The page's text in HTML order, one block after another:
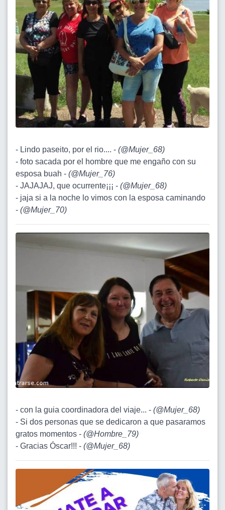
- Lindo paseito, por el rio.... - (@Mujer_68)
- foto sacada por el hombre que me engaño con su
esposa buah - (@Mujer_76)
- JAJAJAJ, que ocurrente¡¡¡ - (@Mujer_68)
- jaja si a la noche lo vimos con la esposa caminando
- (@Mujer_70)
- con la guia coordinadora del viaje... - (@Mujer_68)
- Si dos personas que se dedicaron a que pasaramos
gratos momentos - (@Hombre_79)
- Gracias Óscar!!! - (@Mujer_68)